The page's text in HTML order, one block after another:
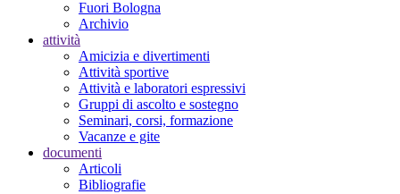
Fuori Bologna
Archivio
attività
Amicizia e divertimenti
Attività sportive
Attività e laboratori espressivi
Gruppi di ascolto e sostegno
Seminari, corsi, formazione
Vacanze e gite
documenti
Articoli
Bibliografie